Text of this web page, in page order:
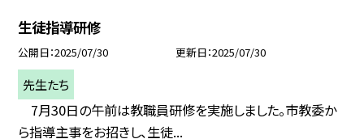
生徒指導研修
公開日 2025/07/30 更新日 2025/07/30
先生たち
7月30日の午前は教職員研修を実施しました。市教委か
ら指導主事をお招きし、生徒...